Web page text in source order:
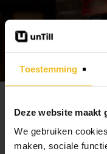
Toestemming
Deze website maakt
We gebruiken
maken, sociale